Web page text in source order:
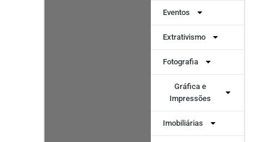
Eventos
Extrativismo
Fotografia
Gráfica e
Impressões
Imobiliárias